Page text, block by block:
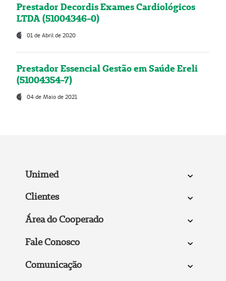
Prestador Decordis Exames Cardiológicos
LTDA (51004346-0)
01 de Abril de 2020
Prestador Essencial Gestão em Saúde Ereli
(51004354-7)
04 de Maio de 2021
Unimed
Clientes
Área do Cooperado
Fale Conosco
Comunicação